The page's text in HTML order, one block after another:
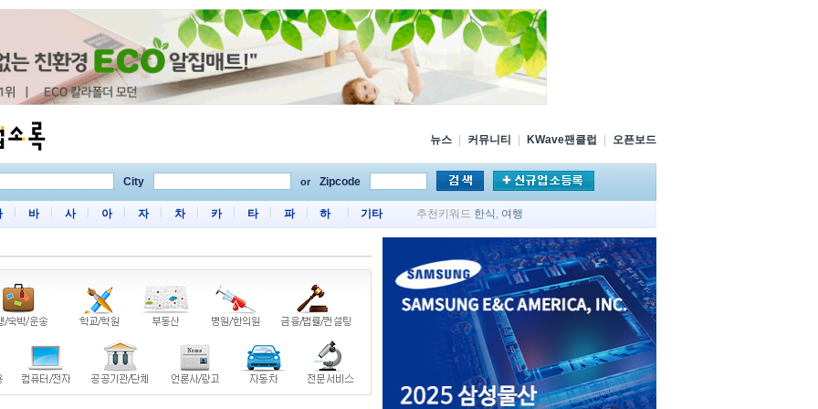
뉴스 커뮤니티 KWave팬클럽 오픈보드
City or Zipcode
바 사 아 자 차 카 타 파 하 기타 추천키워드 한식 , 여행